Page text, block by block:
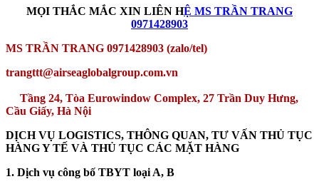
MỌI THẮC MẮC XIN LIÊN HỆ MS TRẦN TRANG
0971428903
MS TRẦN TRANG 0971428903 (zalo/tel)
trangttt@airseaglobalgroup.com.vn
Tầng 24, Tòa Eurowindow Complex, 27 Trần Duy Hưng,
Cầu Giấy, Hà Nội
DỊCH VỤ LOGISTICS, THÔNG QUAN, TƯ VẤN THỦ TỤC
HÀNG Y TẾ VÀ THỦ TỤC CÁC MẶT HÀNG
1. Dịch vụ công bố TBYT loại A, B